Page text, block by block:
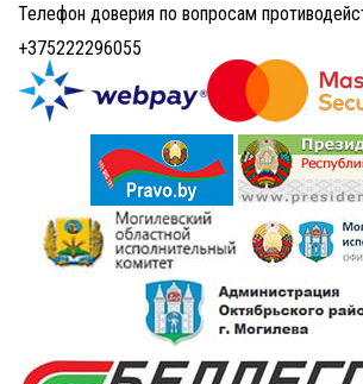
Телефон доверия по вопросам
+375222296055